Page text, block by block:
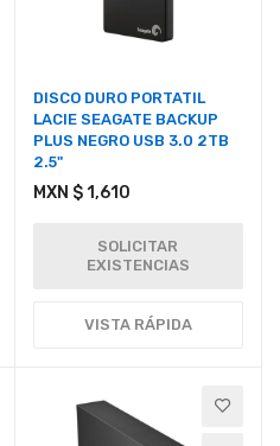
DISCO DURO PORTATIL
LACIE SEAGATE BACKUP
PLUS NEGRO USB 3.0 2TB
2.5"
MXN $ 1,610
SOLICITAR
EXISTENCIAS
VISTA RÁPIDA